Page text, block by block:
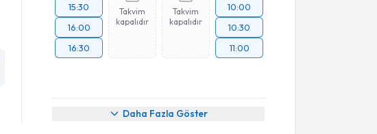
15:30
16:00
16:30
Takvim
kapalıdır
Takvim
kapalıdır
10:00
10:30
11:00
Daha Fazla Göster